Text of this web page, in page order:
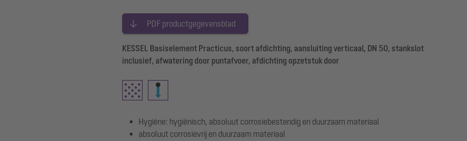
PDF productgegevensblad
KESSEL Basiselement Practicus, soort afdichting, aansluiting verticaal, DN 50, stankslot
inclusief, afwatering door puntafvoer, afdichting opzetstuk door
Hygiëne: hygiënisch, absoluut corrosiebestendig en duurzaam materiaal
absoluut corrosievrij en duurzaam materiaal